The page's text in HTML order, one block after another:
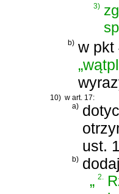
3)
b) w pkt
10) w art. 17:
a)
ust.
b)
„2.